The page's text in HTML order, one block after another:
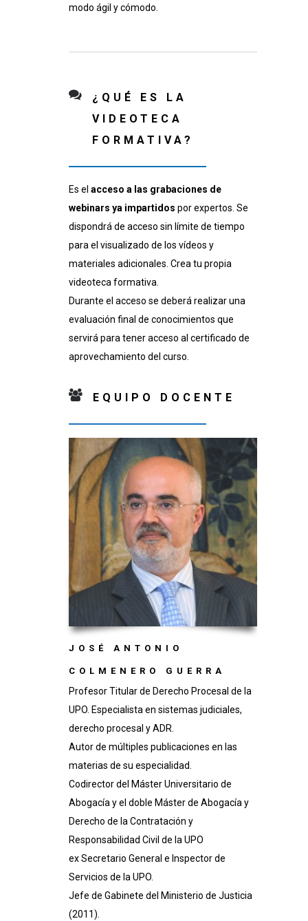
modo ágil y cómodo.
¿QUÉ ES LA
VIDEOTECA
FORMATIVA?
Es el acceso a las grabaciones de
webinars ya impartidos por expertos. Se
dispondrá de acceso sin límite de tiempo
para el visualizado de los vídeos y
materiales adicionales. Crea tu propia
videoteca formativa.
Durante el acceso se deberá realizar una
evaluación final de conocimientos que
servirá para tener acceso al certificado de
aprovechamiento del curso.
EQUIPO DOCENTE
JOSÉ ANTONIO
COLMENERO GUERRA
Profesor Titular de Derecho Procesal de la
UPO. Especialista en sistemas judiciales,
derecho procesal y ADR.
Autor de múltiples publicaciones en las
materias de su especialidad.
Codirector del Máster Universitario de
Abogacía y el doble Máster de Abogacía y
Derecho de la Contratación y
Responsabilidad Civil de la UPO
ex Secretario General e Inspector de
Servicios de la UPO.
Jefe de Gabinete del Ministerio de Justicia
(2011).